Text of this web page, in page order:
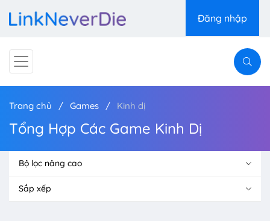
Đăng nhập
Trang chủ Games Kinh dị
Tổng Hợp Các Game Kinh Dị
Bộ lọc nâng cao
Sắp xếp